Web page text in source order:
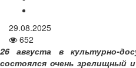
29.08.2025
652
26 августа в культурно-
состоялся очень зрелищный